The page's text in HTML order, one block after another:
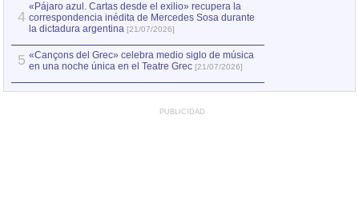
4
«Pájaro azul. Cartas desde el exilio» recupera la
correspondencia inédita de Mercedes Sosa durante
la dictadura argentina [21/07/2026]
5 «Cançons del Grec» celebra medio siglo de música
en una noche única en el Teatre Grec [21/07/2026]
PUBLICIDAD